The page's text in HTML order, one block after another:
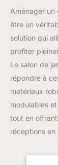
Aménager
être un
solution qui
profiter
Le salon de
répondre à
matériaux
modulables
tout en
réceptions en